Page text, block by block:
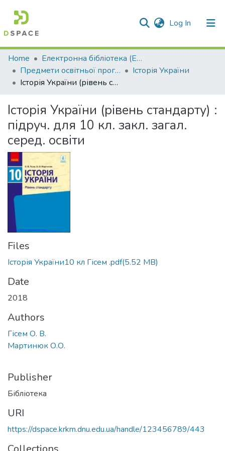
Log In (current)
Communities & Collections
All of DSpace
Home
Електронна бібліотека (E-Book)
Предмети освітньої програми профільної середньої освіти
Історія України
Історія України (рівень стандарту) : підруч. для 10 кл. закл. загал. серед. освіти
Історія України (рівень стандарту) :
підруч. для 10 кл. закл. загал.
серед. освіти
Files
Історія України10 кл Гісем .pdf(5.52 MB)
Date
2018
Authors
Гісем О. В.
Мартинюк О.О.
Publisher
Бібліотека
URI
https://dspace.krkm.dnu.edu.ua/handle/123456789/443